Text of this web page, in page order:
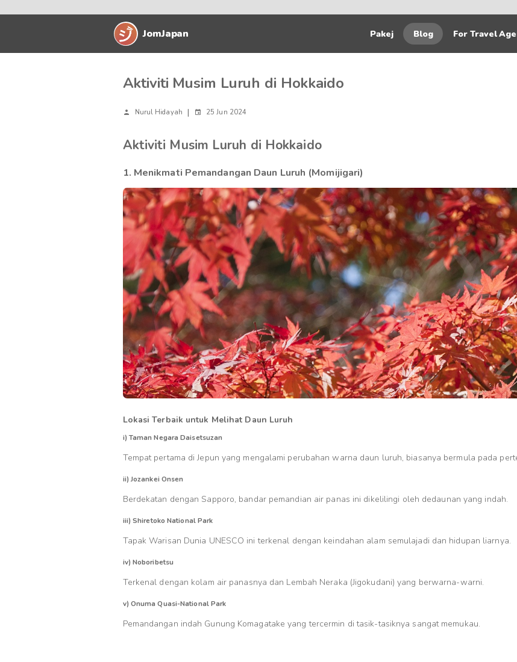
JomJapan Pakej Blog For Travel
Aktiviti Musim Luruh di Hokkaido
Nurul Hidayah | 25 Jun 2024
Aktiviti Musim Luruh di Hokkaido
1. Menikmati Pemandangan Daun Luruh (Momijigari)
Lokasi Terbaik untuk Melihat Daun Luruh
i) Taman Negara Daisetsuzan
Tempat pertama di Jepun yang mengalami perubahan warna daun luruh, biasanya bermula pada
ii) Jozankei Onsen
Berdekatan dengan Sapporo, bandar pemandian air panas ini dikelilingi oleh dedaunan yang indah.
iii) Shiretoko National Park
Tapak Warisan Dunia UNESCO ini terkenal dengan keindahan alam semulajadi dan hidupan liarnya.
iv) Noboribetsu
Terkenal dengan kolam air panasnya dan Lembah Neraka (Jigokudani) yang berwarna-warni.
v) Onuma Quasi-National Park
Pemandangan indah Gunung Komagatake yang tercermin di tasik-tasiknya sangat memukau.